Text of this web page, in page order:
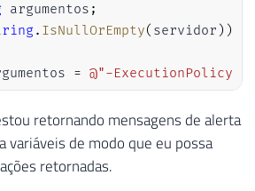
argumentos ;
. IsNullOrEmpty( servidor ) )
= @"-ExecutionPolicy
Para funcionar, precisa
retornando mensagens de alerta
variáveis de modo que eu possa
retornadas.